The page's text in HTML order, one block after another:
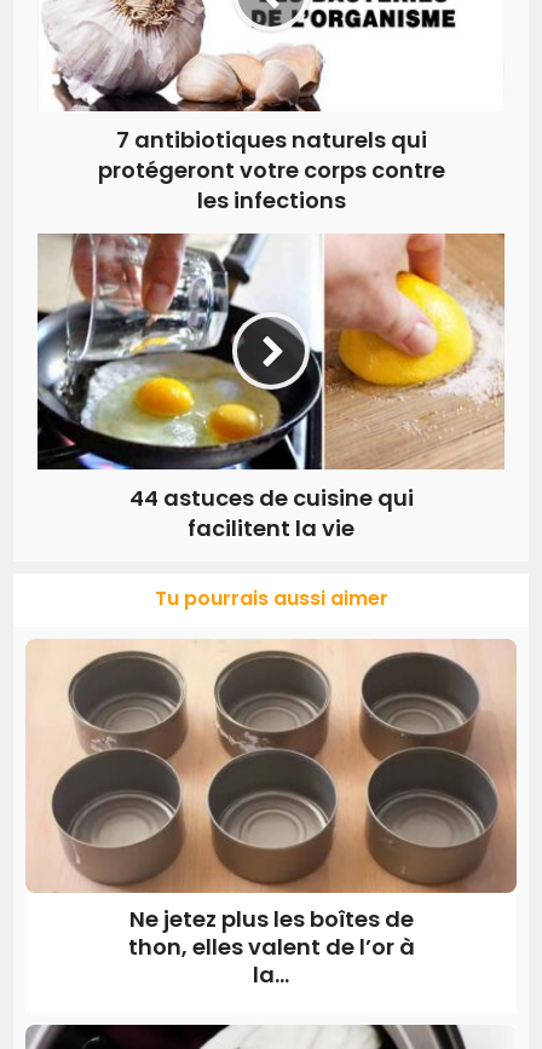
7 antibiotiques naturels qui
protégeront votre corps contre
les infections
44 astuces de cuisine qui
facilitent la vie
Tu pourrais aussi aimer
Ne jetez plus les boîtes de
thon, elles valent de l’or à
la...